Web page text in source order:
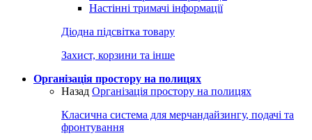
Настінні тримачі інформації
Діодна підсвітка товару
Захист, корзини та інше
Організація простору на полицях
Назад Організація простору на полицях
Класична система для мерчандайзингу, подачі та
фронтування